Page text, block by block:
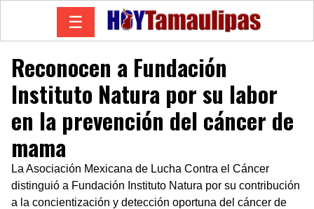
☰
Reconocen a Fundación
Instituto Natura por su labor
en la prevención del cáncer de
mama
La Asociación Mexicana de Lucha Contra el Cáncer
distinguió a Fundación Instituto Natura por su contribución
a la concientización y detección oportuna del cáncer de